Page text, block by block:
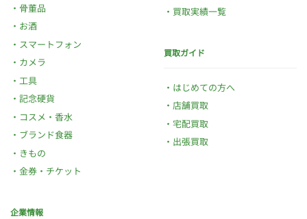
骨董品
お酒
スマートフォン
カメラ
工具
記念硬貨
コスメ・香水
ブランド食器
きもの
金券・チケット
買取実績一覧
買取ガイド
はじめての方へ
店舗買取
宅配買取
出張買取
企業情報